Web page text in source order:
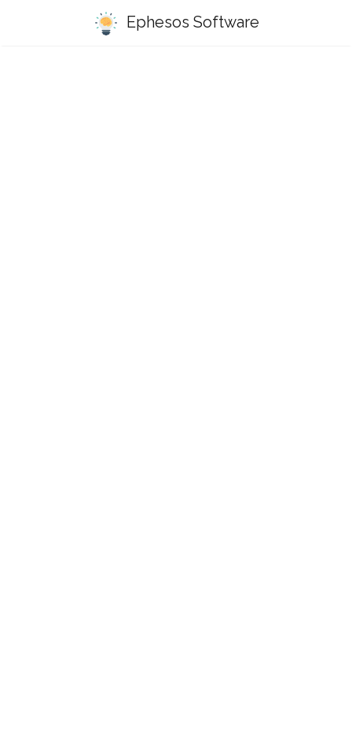
Ephesos Software